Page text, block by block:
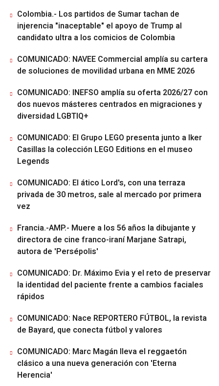
Colombia.- Los partidos de Sumar tachan de
injerencia "inaceptable" el apoyo de Trump al
candidato ultra a los comicios de Colombia
COMUNICADO: NAVEE Commercial amplía su cartera
de soluciones de movilidad urbana en MME 2026
COMUNICADO: INEFSO amplía su oferta 2026/27 con
dos nuevos másteres centrados en migraciones y
diversidad LGBTIQ+
COMUNICADO: El Grupo LEGO presenta junto a Iker
Casillas la colección LEGO Editions en el museo
Legends
COMUNICADO: El ático Lord's, con una terraza
privada de 30 metros, sale al mercado por primera
vez
Francia.-AMP.- Muere a los 56 años la dibujante y
directora de cine franco-iraní Marjane Satrapi,
autora de 'Persépolis'
COMUNICADO: Dr. Máximo Evia y el reto de preservar
la identidad del paciente frente a cambios faciales
rápidos
COMUNICADO: Nace REPORTERO FÚTBOL, la revista
de Bayard, que conecta fútbol y valores
COMUNICADO: Marc Magán lleva el reggaetón
clásico a una nueva generación con 'Eterna
Herencia'